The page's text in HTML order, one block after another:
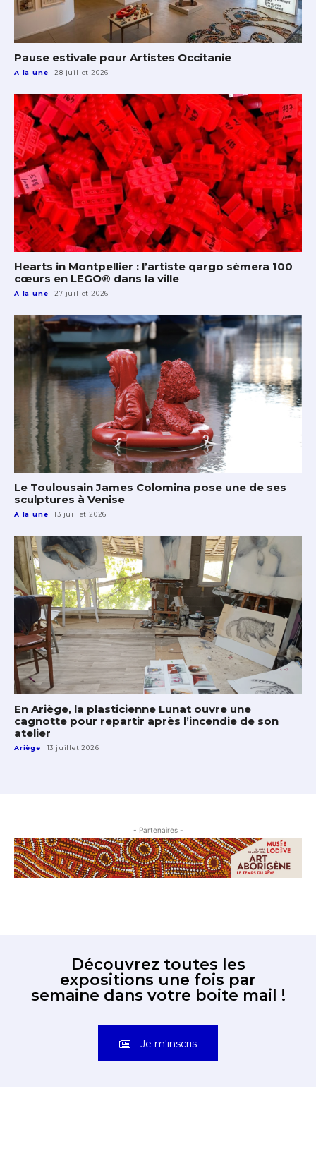
Pause estivale pour Artistes Occitanie
A la une 28 juillet 2026
Hearts in Montpellier : l’artiste qargo sèmera 100
cœurs en LEGO® dans la ville
A la une 27 juillet 2026
Le Toulousain James Colomina pose une de ses
sculptures à Venise
A la une 13 juillet 2026
En Ariège, la plasticienne Lunat ouvre une
cagnotte pour repartir après l’incendie de son
atelier
Ariège 13 juillet 2026
- Partenaires -
Découvrez toutes les
expositions une fois par
semaine dans votre boite mail !
Je m'inscris